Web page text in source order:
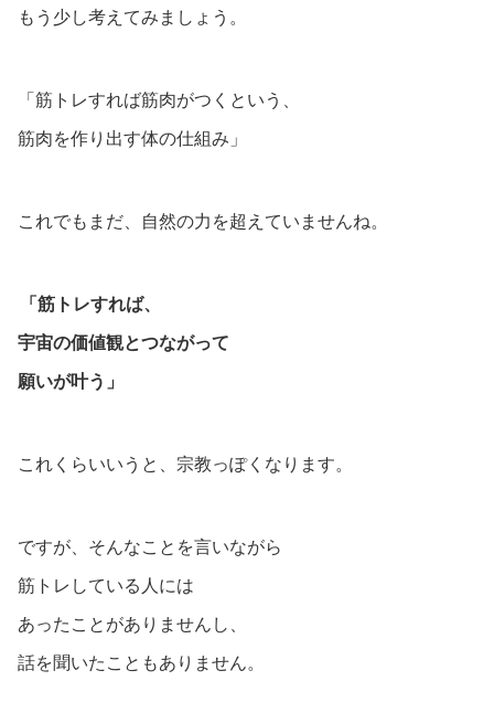
もう少し考えてみましょう。
「筋トレすれば筋肉がつくという、
筋肉を作り出す体の仕組み」
これでもまだ、自然の力を超えていませんね。
「筋トレすれば、
宇宙の価値観とつながって
願いが叶う」
これくらいいうと、宗教っぽくなります。
ですが、そんなことを言いながら
筋トレしている人には
あったことがありませんし、
話を聞いたこともありません。